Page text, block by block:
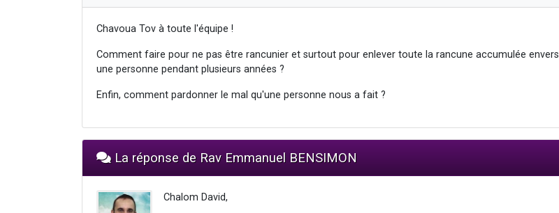
Chavoua Tov à toute l'équipe !
Comment faire pour ne pas être rancunier et surtout pour enlever toute la rancune accumulée envers
une personne pendant plusieurs années ?
Enfin, comment pardonner le mal qu'une personne nous a fait ?
La réponse de Rav Emmanuel BENSIMON
Chalom David,